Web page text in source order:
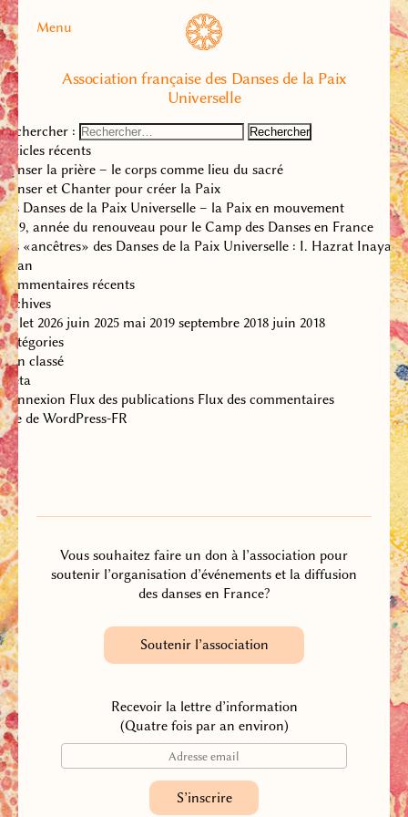
Menu
Association française des Danses de la Paix
Universelle
Rechercher :
Articles récents
Danser la prière – le corps comme lieu du sacré
Danser et Chanter pour créer la Paix
Les Danses de la Paix Universelle – la Paix en mouvement
2019, année du renouveau pour le Camp des Danses en France
Les «ancêtres» des Danses de la Paix Universelle : I. Hazrat Inayat
Khan
Commentaires récents
Archives
juillet 2026 juin 2025 mai 2019 septembre 2018 juin 2018
Catégories
Non classé
Méta
Connexion Flux des publications Flux des commentaires
Site de WordPress-FR
Vous souhaitez faire un don à l’association pour
soutenir l’organisation d’événements et la diffusion
des danses en France?
Soutenir l’association
Recevoir la lettre d’information
(Quatre fois par an environ)